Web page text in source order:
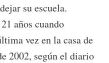
su escuela.
años cuando
vez en la casa de
2002, según el diario